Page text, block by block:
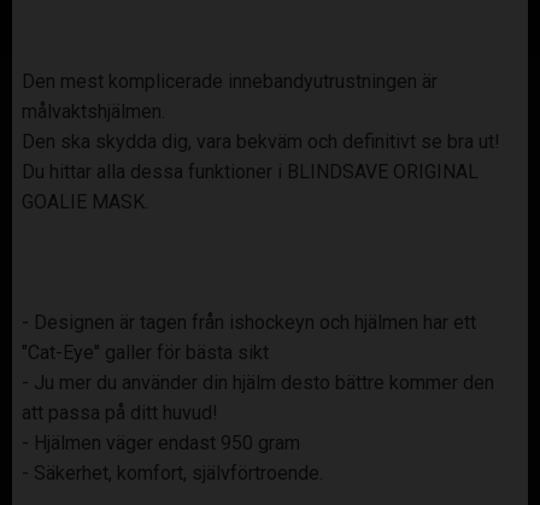
Den mest komplicerade innebandyutrustningen är
målvaktshjälmen.
Den ska skydda dig, vara bekväm och definitivt se bra ut!
Du hittar alla dessa funktioner i BLINDSAVE ORIGINAL
GOALIE MASK.
- Designen är tagen från ishockeyn och hjälmen har ett
"Cat-Eye" galler för bästa sikt
- Ju mer du använder din hjälm desto bättre kommer den
att passa på ditt huvud!
- Hjälmen väger endast 950 gram
- Säkerhet, komfort, självförtroende.